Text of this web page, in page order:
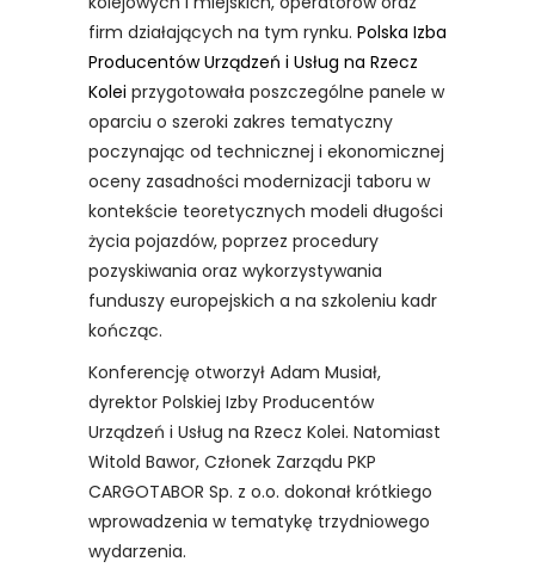
firm działających na tym rynku. Polska Izba
Producentów Urządzeń i Usług na Rzecz
Kolei przygotowała poszczególne panele w
oparciu o szeroki zakres tematyczny
poczynając od technicznej i ekonomicznej
oceny zasadności modernizacji taboru w
kontekście teoretycznych modeli długości
życia pojazdów, poprzez procedury
pozyskiwania oraz wykorzystywania
funduszy europejskich a na szkoleniu kadr
kończąc.
Konferencję otworzył Adam Musiał,
dyrektor Polskiej Izby Producentów
Urządzeń i Usług na Rzecz Kolei. Natomiast
Witold Bawor, Członek Zarządu PKP
CARGOTABOR Sp. z o.o. dokonał krótkiego
wprowadzenia w tematykę trzydniowego
wydarzenia.